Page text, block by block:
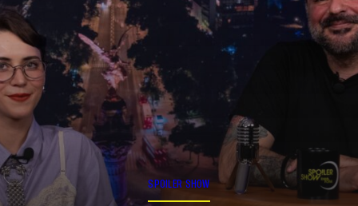
SPOILER SHOW